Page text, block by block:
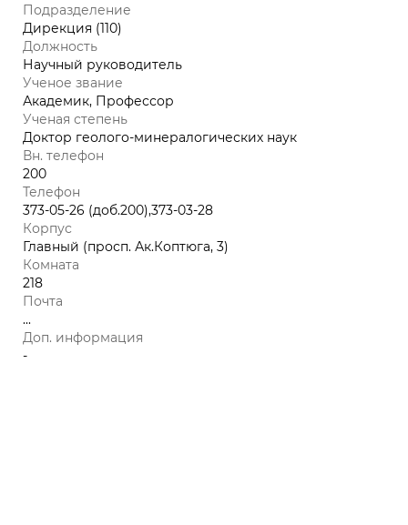
Подразделение
Дирекция (110)
Должность
Научный руководитель
Ученое звание
Академик, Профессор
Ученая степень
Доктор геолого-минералогических наук
Вн. телефон
200
Телефон
373-05-26 (доб.200),373-03-28
Корпус
Главный (просп. Ак.Коптюга, 3)
Комната
218
Почта
...
Доп. информация
-